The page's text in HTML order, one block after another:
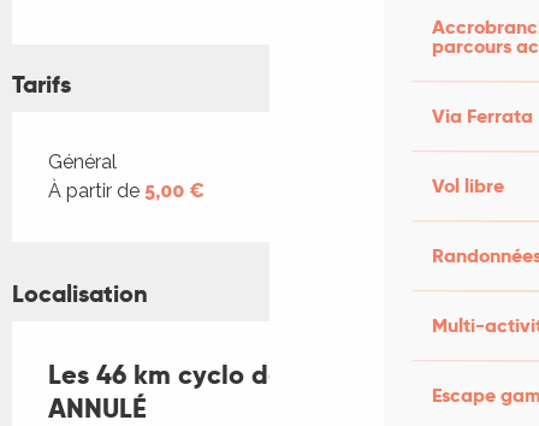
parcours
Via Ferrata
Vol libre
Multi-
Escape
Tarifs
Tarifs 2026
Général
À partir de 5,00 €
Localisation
Les 46 km cyclo des lavandes -
ANNULÉ